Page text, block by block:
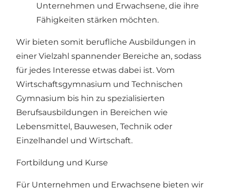
Unternehmen und Erwachsene, die ihre
Fähigkeiten stärken möchten.
Wir bieten somit berufliche Ausbildungen in
einer Vielzahl spannender Bereiche an, sodass
für jedes Interesse etwas dabei ist. Vom
Wirtschaftsgymnasium und Technischen
Gymnasium bis hin zu spezialisierten
Berufsausbildungen in Bereichen wie
Lebensmittel, Bauwesen, Technik oder
Einzelhandel und Wirtschaft.
Fortbildung und Kurse
Für Unternehmen und Erwachsene bieten wir